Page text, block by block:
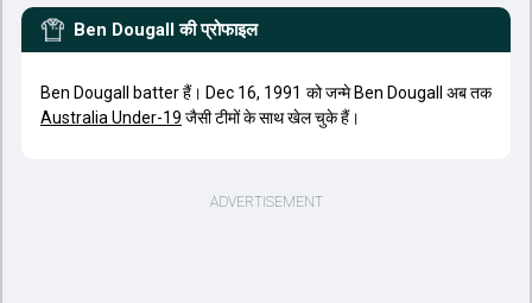
Ben Dougall की प्रोफाइल
Ben Dougall batter हैं। Dec 16, 1991 को जन्मे Ben Dougall अब तक
Australia Under-19 जैसी टीमों के साथ खेल चुके हैं।